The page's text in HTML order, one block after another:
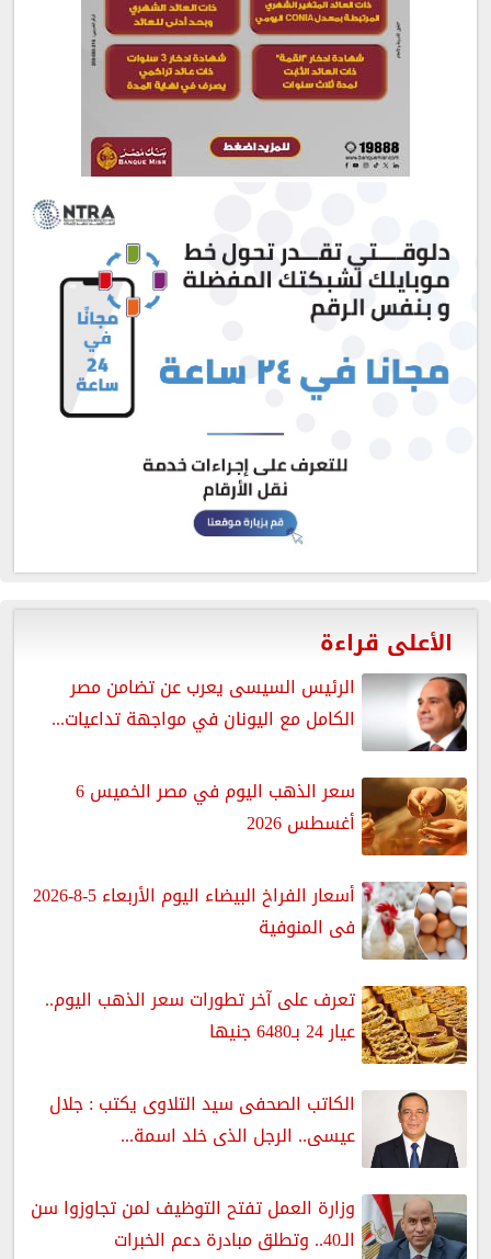
الأعلى قراءة
الرئيس السيسى يعرب عن تضامن مصر
الكامل مع اليونان في مواجهة تداعيات...
سعر الذهب اليوم في مصر الخميس 6
أغسطس 2026
أسعار الفراخ البيضاء اليوم الأربعاء 5-8-2026
فى المنوفية
تعرف على آخر تطورات سعر الذهب اليوم..
عيار 24 بـ6480 جنيها
الكاتب الصحفى سيد التلاوى يكتب : جلال
عيسى.. الرجل الذى خلد اسمة...
وزارة العمل تفتح التوظيف لمن تجاوزوا سن
الـ40.. وتطلق مبادرة دعم الخبرات